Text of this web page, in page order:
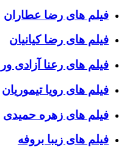
فیلم های رضا عطاران
فیلم های رضا کیانیان
فیلم های رعنا آزادی ور
فیلم های رویا تیموریان
فیلم های زهره حمیدی
فیلم های زیبا بروفه